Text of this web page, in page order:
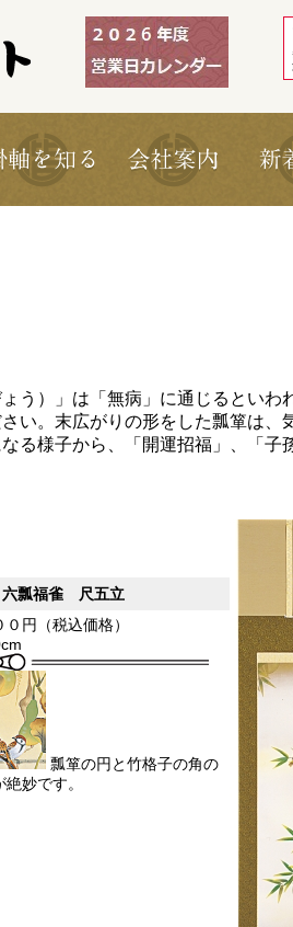
う）」は「無病」に通じるとい
い。末広がりの形をした瓢箪は
る様子から、「開運招福」、「
瓢福雀 尺五立
０円（税込価格）
瓢箪の円と竹格子の角の
妙です。